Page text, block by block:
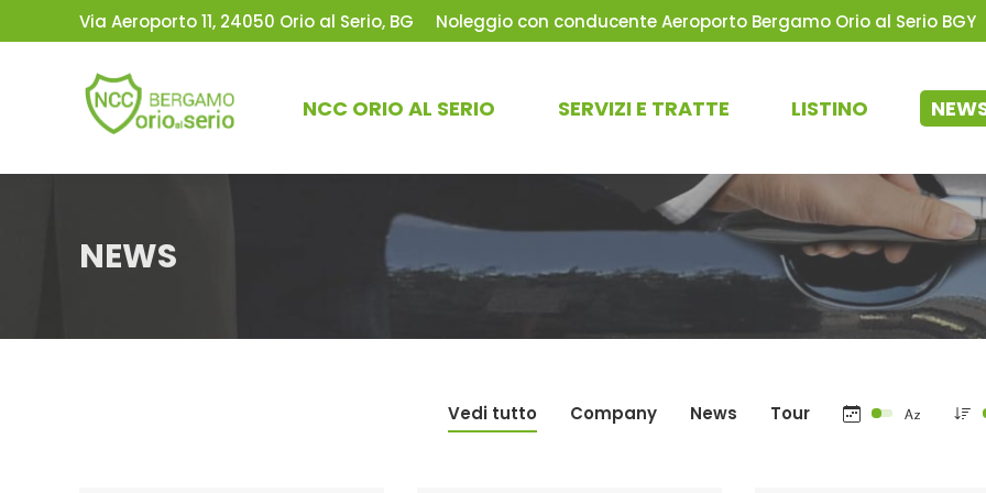
Via Aeroporto 11, 24050 Orio al Serio, BG Noleggio con conducente Aeroporto Bergamo Orio al Serio BGY
NCC ORIO AL SERIO SERVIZI E TRATTE LISTINO
NEWS
Vedi tutto Company News Tour